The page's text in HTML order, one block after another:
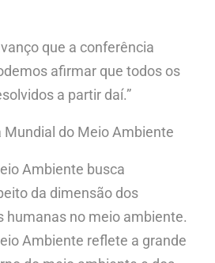
que a conferência
afirmar que todos os
a partir daí.”
Mundial do Meio Ambiente
Ambiente busca
da dimensão dos
humanas no meio ambiente.
Ambiente reflete a grande